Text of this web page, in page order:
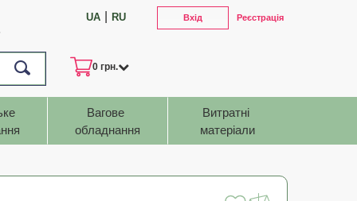
UA RU Вхід Реєстрація
0 грн.
Вагове
обладнання
Витратні
матеріали